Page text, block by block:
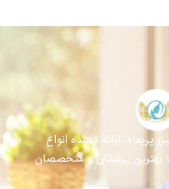
پریماه ارائه دهنده انواع
بهترین پزشکان و متخصصان